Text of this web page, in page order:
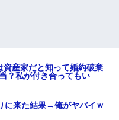
産家だと知って婚約破棄
？私が付き合ってもい
に来た結果→俺がヤバイｗ